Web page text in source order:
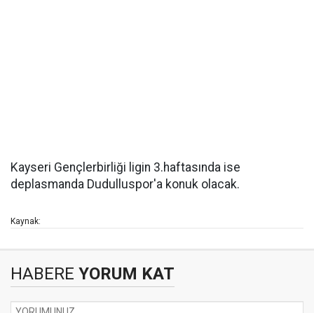
Kayseri Gençlerbirliği ligin 3.haftasında ise
deplasmanda Dudulluspor'a konuk olacak.
Kaynak:
HABERE YORUM KAT